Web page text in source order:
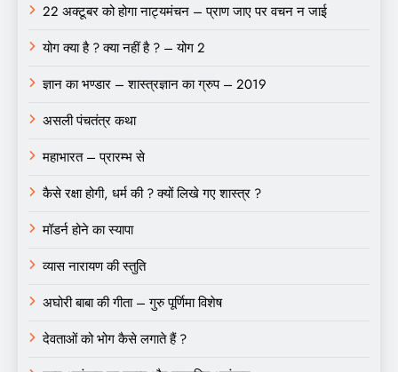
22 अक्टूबर को होगा नाट्यमंचन – प्राण जाए पर वचन न जाई
योग क्या है ? क्या नहीं है ? – योग 2
ज्ञान का भण्डार – शास्त्रज्ञान का ग्रुप – 2019
असली पंचतंत्र कथा
महाभारत – प्रारम्भ से
कैसे रक्षा होगी, धर्म की ? क्यों लिखे गए शास्त्र ?
मॉडर्न होने का स्यापा
व्यास नारायण की स्तुति
अघोरी बाबा की गीता – गुरु पूर्णिमा विशेष
देवताओं को भोग कैसे लगाते हैं ?